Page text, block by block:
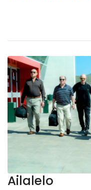
Ailalelo